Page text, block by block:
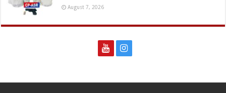
August 7, 2026